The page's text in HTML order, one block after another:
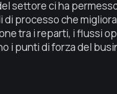
settore ci ha
di processo che
tra i reparti, i flussi
i punti di forza del